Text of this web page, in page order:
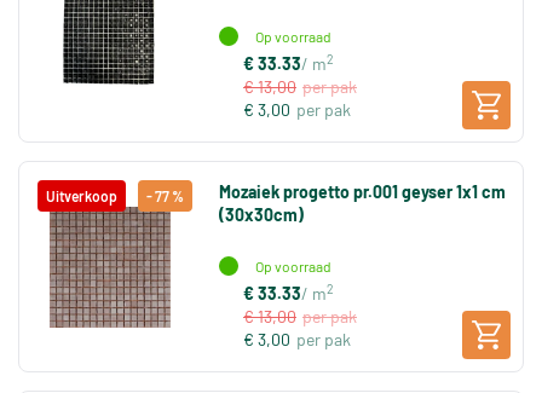
Op voorraad
€ 33.33/ m2
€ 13,00 per pak
€ 3,00 per pak
Uitverkoop - 77 %
Mozaiek progetto pr.001 geyser 1x1 cm
(30x30cm)
Op voorraad
€ 33.33/ m2
€ 13,00 per pak
€ 3,00 per pak